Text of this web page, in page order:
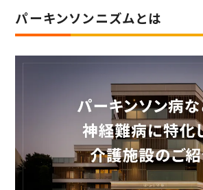
パーキンソン病
お知らせ・公
コラム
施設ブログ
建築候補地募集
実務経験証明書
手続きについて
パーキンソンニズムとは